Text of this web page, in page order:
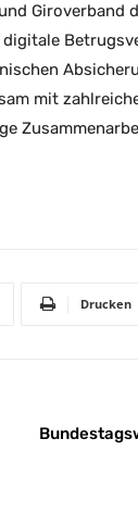
Giroverband
mit
Drucken